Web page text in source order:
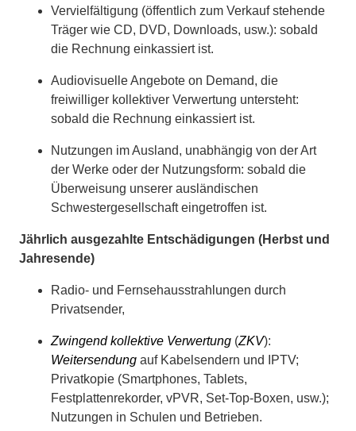
Vervielfältigung (öffentlich zum Verkauf stehende
Träger wie CD, DVD, Downloads, usw.): sobald
die Rechnung einkassiert ist.
Audiovisuelle Angebote on Demand, die
freiwilliger kollektiver Verwertung untersteht:
sobald die Rechnung einkassiert ist.
Nutzungen im Ausland, unabhängig von der Art
der Werke oder der Nutzungsform: sobald die
Überweisung unserer ausländischen
Schwestergesellschaft eingetroffen ist.
Jährlich ausgezahlte Entschädigungen (Herbst und
Jahresende)
Radio- und Fernsehausstrahlungen durch
Privatsender,
Zwingend kollektive Verwertung (ZKV):
Weitersendung auf Kabelsendern und IPTV;
Privatkopie (Smartphones, Tablets,
Festplattenrekorder, vPVR, Set-Top-Boxen, usw.);
Nutzungen in Schulen und Betrieben.